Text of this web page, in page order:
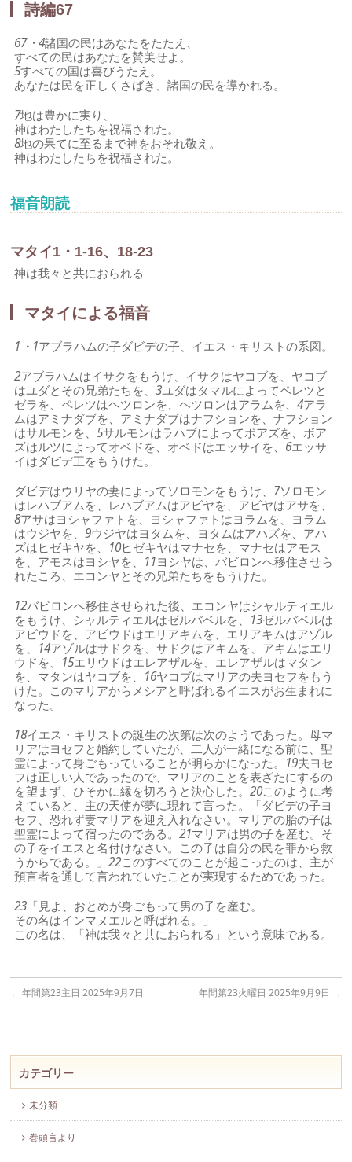
詩編67
67・4諸国の民はあなたをたたえ、
すべての民はあなたを賛美せよ。
5すべての国は喜びうたえ。
あなたは民を正しくさばき、諸国の民を導かれる。
7地は豊かに実り、
神はわたしたちを祝福された。
8地の果てに至るまで神をおそれ敬え。
神はわたしたちを祝福された。
福音朗読
マタイ1・1-16、18-23
神は我々と共におられる
マタイによる福音
1・1アブラハムの子ダビデの子、イエス・キリストの系図。
2アブラハムはイサクをもうけ、イサクはヤコブを、ヤコブ
はユダとその兄弟たちを、3ユダはタマルによってペレツと
ゼラを、ペレツはヘツロンを、ヘツロンはアラムを、4アラ
ムはアミナダブを、アミナダブはナフションを、ナフション
はサルモンを、5サルモンはラハブによってボアズを、ボア
ズはルツによってオベドを、オベドはエッサイを、 6エッサ
イはダビデ王をもうけた。
ダビデはウリヤの妻によってソロモンをもうけ、 7ソロモン
はレハブアムを、レハブアムはアビヤを、アビヤはアサを、
8アサはヨシャファトを、ヨシャファトはヨラムを、ヨラム
はウジヤを、9ウジヤはヨタムを、ヨタムはアハズを、アハ
ズはヒゼキヤを、 10ヒゼキヤはマナセを、マナセはアモス
を、アモスはヨシヤを、 11ヨシヤは、バビロンへ移住させら
れたころ、エコンヤとその兄弟たちをもうけた。
12バビロンへ移住させられた後、エコンヤはシャルティエル
をもうけ、シャルティエルはゼルバベルを、 13ゼルバベルは
アビウドを、アビウドはエリアキムを、エリアキムはアゾル
を、 14アゾルはサドクを、サドクはアキムを、アキムはエリ
ウドを、 15エリウドはエレアザルを、エレアザルはマタン
を、マタンはヤコブを、 16ヤコブはマリアの夫ヨセフをもう
けた。このマリアからメシアと呼ばれるイエスがお生まれに
なった。
18イエス・キリストの誕生の次第は次のようであった。母マ
リアはヨセフと婚約していたが、二人が一緒になる前に、聖
霊によって身ごもっていることが明らかになった。 19夫ヨセ
フは正しい人であったので、マリアのことを表ざたにするの
を望まず、ひそかに縁を切ろうと決心した。20このように考
えていると、主の天使が夢に現れて言った。「ダビデの子ヨ
セフ、恐れず妻マリアを迎え入れなさい。マリアの胎の子は
聖霊によって宿ったのである。21マリアは男の子を産む。そ
の子をイエスと名付けなさい。この子は自分の民を罪から救
うからである。」22このすべてのことが起こったのは、主が
預言者を通して言われていたことが実現するためであった。
23 「見よ、おとめが身ごもって男の子を産む。
その名はインマヌエルと呼ばれる。」
この名は、「神は我々と共におられる」という意味である。
← 年間第23主日 2025年9月7日 年間第23火曜日 2025年9月9日 →
カテゴリー
未分類
巻頭言より